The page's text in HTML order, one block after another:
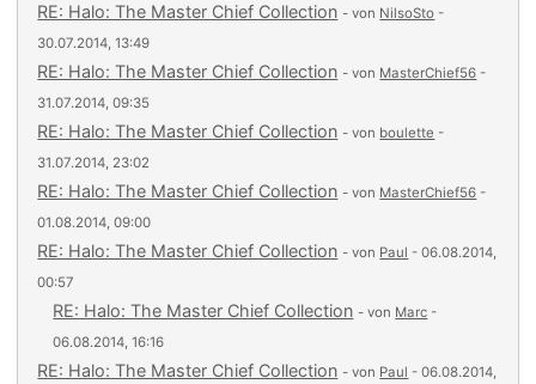
RE: Halo: The Master Chief Collection - von NilsoSto -
30.07.2014, 13:49
RE: Halo: The Master Chief Collection - von MasterChief56 -
31.07.2014, 09:35
RE: Halo: The Master Chief Collection - von boulette -
31.07.2014, 23:02
RE: Halo: The Master Chief Collection - von MasterChief56 -
01.08.2014, 09:00
RE: Halo: The Master Chief Collection - von Paul - 06.08.2014,
00:57
RE: Halo: The Master Chief Collection - von Marc -
06.08.2014, 16:16
RE: Halo: The Master Chief Collection - von Paul - 06.08.2014,